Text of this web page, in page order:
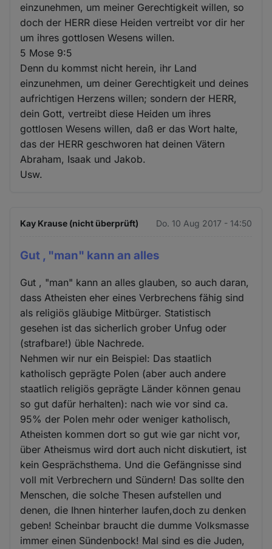
einzunehmen, um meiner Gerechtigkeit willen, so
doch der HERR diese Heiden vertreibt vor dir her
um ihres gottlosen Wesens willen.
5 Mose 9:5
Denn du kommst nicht herein, ihr Land
einzunehmen, um deiner Gerechtigkeit und deines
aufrichtigen Herzens willen; sondern der HERR,
dein Gott, vertreibt diese Heiden um ihres
gottlosen Wesens willen, daß er das Wort halte,
das der HERR geschworen hat deinen Vätern
Abraham, Isaak und Jakob.
Usw.
Kay Krause (nicht überprüft) Do. 10 Aug 2017 - 14:50
Gut , "man" kann an alles
Gut , "man" kann an alles glauben, so auch daran,
dass Atheisten eher eines Verbrechens fähig sind
als religiös gläubige Mitbürger. Statistisch
gesehen ist das sicherlich grober Unfug oder
(strafbare!) üble Nachrede.
Nehmen wir nur ein Beispiel: Das staatlich
katholisch geprägte Polen (aber auch andere
staatlich religiös geprägte Länder können genau
so gut dafür herhalten): nach wie vor sind ca.
95% der Polen mehr oder weniger katholisch,
Atheisten kommen dort so gut wie gar nicht vor,
über Atheismus wird dort auch nicht diskutiert, ist
kein Gesprächsthema. Und die Gefängnisse sind
voll mit Verbrechern und Sündern! Das sollte den
Menschen, die solche Thesen aufstellen und
denen, die Ihnen hinterher laufen,doch zu denken
geben! Scheinbar braucht die dumme Volksmasse
immer einen Sündenbock! Mal sind es die Juden,